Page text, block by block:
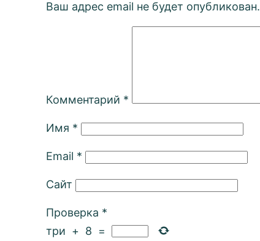
Ваш адрес email не будет опубликован.
Комментарий *
Имя *
Email *
Сайт
Проверка *
три + 8 =